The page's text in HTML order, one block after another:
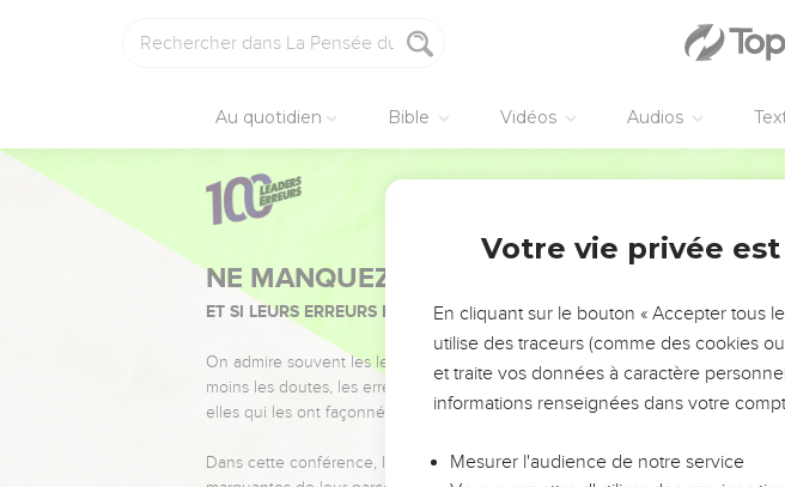
Au quotidien Bible Vidéos Audios
NE MANQUEZ PAS L’ÉVÉNEMENT DE
ET SI LEURS ERREURS POUVAIENT VOUS ÉVITER LES VOTRES ?
On admire souvent les leaders pour leurs réussites, leur impact, leur foi ou leur
moins les doutes, les erreurs et les saisons difficiles qu'ils ont traversés, alors
elles qui les ont façonnés.
Dans cette conférence, leaders, entrepreneurs, et responsables reviennent sur
Votre vie privée
En cliquant sur le bouton « Accepter tous
utilise des traceurs (comme des cookies
et traite vos données à caractère
informations renseignées dans votre
Mesurer l'audience de notre service